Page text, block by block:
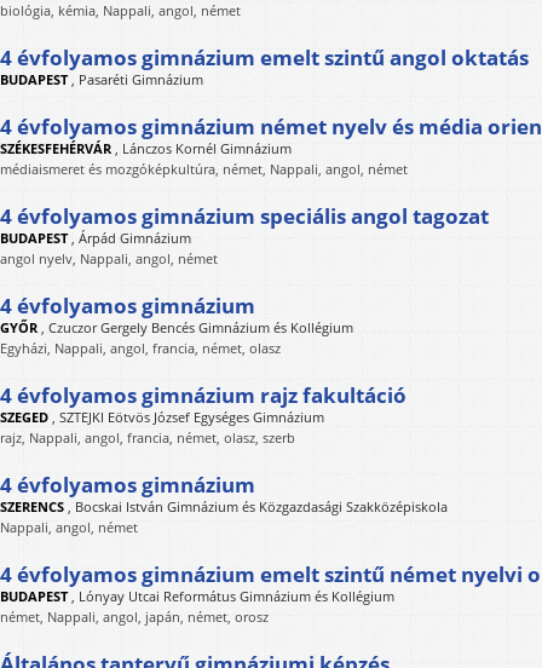
biológia, kémia, Nappali, angol, német
4 évfolyamos gimnázium emelt szintű angol oktatás
BUDAPEST, Pasaréti Gimnázium
4 évfolyamos gimnázium német nyelv és média
SZÉKESFEHÉRVÁR , Lánczos Kornél Gimnázium
médiaismeret és mozgóképkultúra, német, Nappali, angol, német
4 évfolyamos gimnázium speciális angol tagozat
BUDAPEST, Árpád Gimnázium
angol nyelv, Nappali, angol, német
4 évfolyamos gimnázium
GYŐR , Czuczor Gergely Bencés Gimnázium és Kollégium
Egyházi, Nappali, angol, francia, német, olasz
4 évfolyamos gimnázium rajz fakultáció
SZEGED , SZTEJKI Eötvös József Egységes Gimnázium
rajz, Nappali, angol, francia, német, olasz, szerb
4 évfolyamos gimnázium
SZERENCS , Bocskai István Gimnázium és Közgazdasági Szakközépiskola
Nappali, angol, német
4 évfolyamos gimnázium emelt szintű német nyelvi
BUDAPEST, Lónyay Utcai Református Gimnázium és Kollégium
német, Nappali, angol, japán, német, orosz